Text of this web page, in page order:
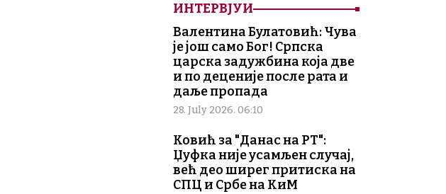
ИНТЕРВЈУИ
Валентина Булатовић: Чува
је још само Бог! Српска
царска задужбина која две
и по деценије после рата и
даље пропада
28. July 2026. 06:10
Ковић за "Данас на РТ":
Џуфка није усамљен случај,
већ део ширег притиска на
СПЦ и Србе на КиМ